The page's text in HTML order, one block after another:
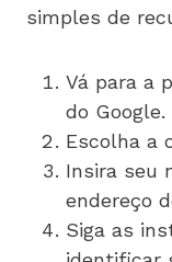
simples de
Vá para a
do Google.
Escolha a
Insira seu
endereço
Siga as